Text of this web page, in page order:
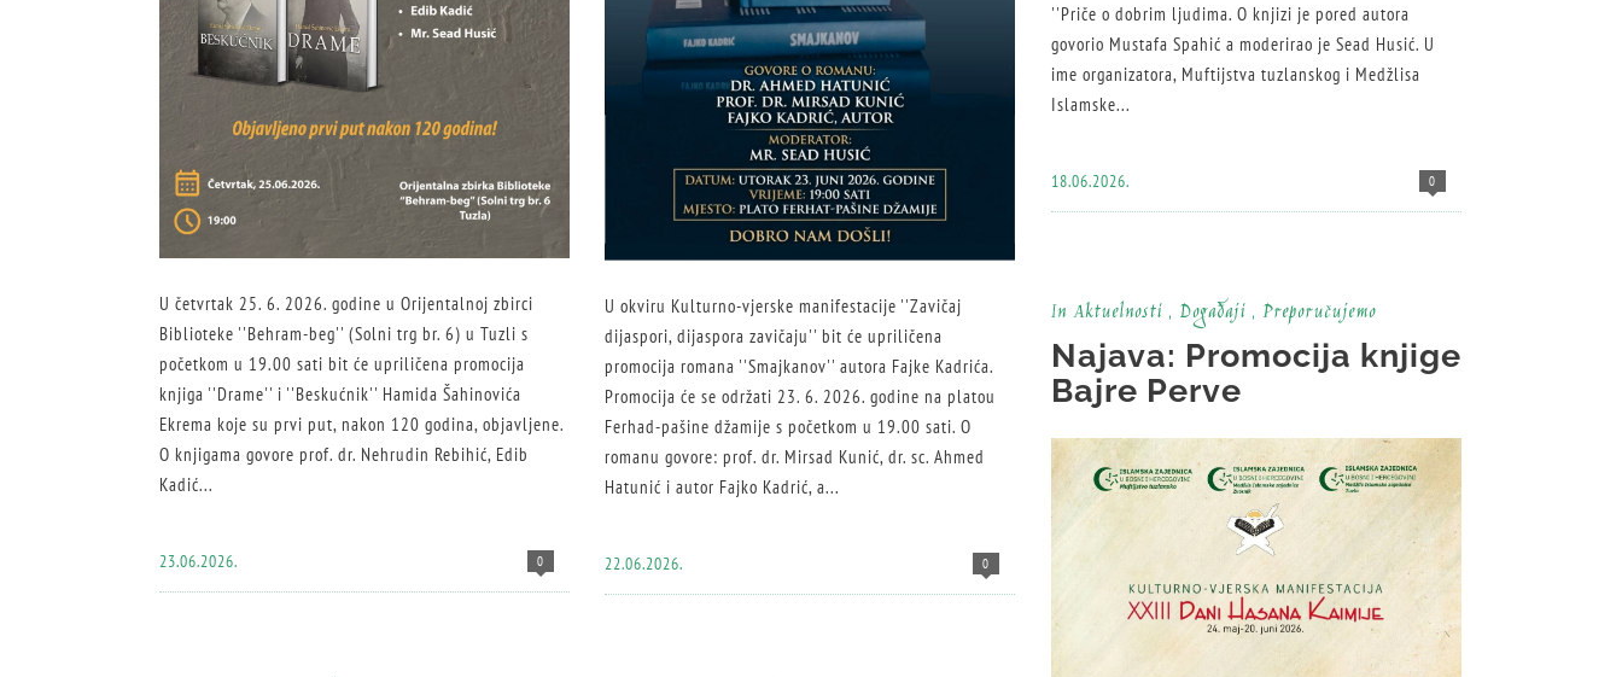
U četvrtak 25. 6. 2026. godine u Orijentalnoj zbirci
Biblioteke ''Behram-beg'' (Solni trg br. 6) u Tuzli s
početkom u 19.00 sati bit će upriličena promocija
knjiga ''Drame'' i ''Beskućnik'' Hamida Šahinovića
Ekrema koje su prvi put, nakon 120 godina, objavljene.
O knjigama govore prof. dr. Nehrudin Rebihić, Edib
Kadić...
0
23.06.2026.
U okviru Kulturno-vjerske manifestacije ''Zavičaj
dijaspori, dijaspora zavičaju'' bit će upriličena
promocija romana ''Smajkanov'' autora Fajke Kadrića.
Promocija će se održati 23. 6. 2026. godine na platou
Ferhad-pašine džamije s početkom u 19.00 sati. O
romanu govore: prof. dr. Mirsad Kunić, dr. sc. Ahmed
Hatunić i autor Fajko Kadrić, a...
0
22.06.2026.
''Priče o dobrim ljudima. O knjizi je pored autora
govorio Mustafa Spahić a moderirao je Sead Husić. U
ime organizatora, Muftijstva tuzlanskog i Medžlisa
Islamske...
0
18.06.2026.
In Aktuelnosti , Događaji , Preporučujemo
Najava: Promocija knjige
Bajre Perve